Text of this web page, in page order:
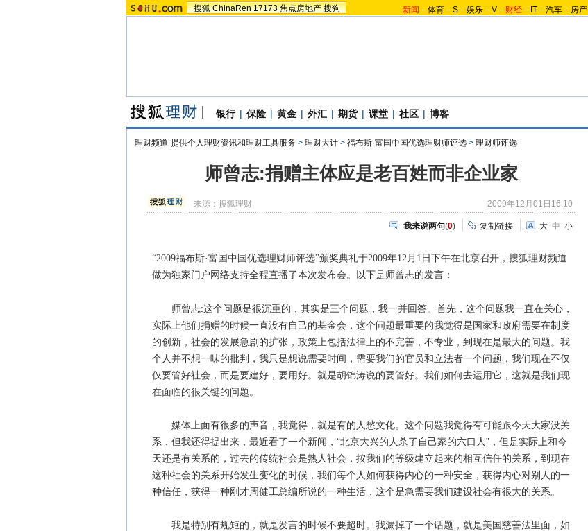
搜狐 ChinaRen 17173 焦点房地产 搜狗 新闻 - 体育 - S - 娱乐 - V - 财经 - IT - 汽车 - 房产
银行 | 保险 | 黄金 | 外汇 | 期货 | 课堂 | 社区 | 博客
理财频道-提供个人理财资讯和理财工具服务 > 理财大计 > 福布斯·富国中国优选理财师评选 > 理财师评选
师曾志:捐赠主体应是老百姓而非企业家
来源： 搜狐理财 2009年12月01日16:10
我来说两句(0) 复制链接 大 中 小
“2009福布斯·富国中国优选理财师评选”颁奖典礼于2009年12月1日下午在北京召开，搜狐理财频道
做为独家门户网络支持全程直播了本次发布会。以下是师曾志的发言：
师曾志:这个问题是很沉重的，其实是三个问题，我一并回答。首先，这个问题我一直在关心，
实际上他们捐赠的时候一直没有自己的基金会，这个问题最重要的我觉得是国家和政府需要在制度
的创新，社会的发展急剧的扩张，政策上包括法律上的不完善，不专业，到现在是最大的问题。我
个人并不想一味的批判，我只是想说需要时间，需要我们的官员和立法者一个问题，我们现在不仅
仅要管好社会，而是要建好，要用好。就是胡锦涛说的要管好。我们如何去运用它，这就是我们现
在面临的很关键的问题。
媒体上面有很多的声音，我觉得，就是有的人愁文化。这个问题我觉得有可能跟今天大家没关
系，但我还得提出来，最近看了一个新闻，“北京大兴的人杀了自己家的六口人”，但是实际上和今
天还是有关系的，过去的传统社会是熟人社会，按我们的等级建立起来的相互信任的关系，到现在
这种社会的关系开始发生变化的时候，我们每个人如何获得内心的一种安全，获得内心对别人的一
种信任，获得一种刚才周健工总编所说的一种生活，这个是急需要我们建设社会有很大的关系。
我是特别有规矩的，就是发言的时候不要超时。我漏掉了一个话题，就是美国慈善法里面，如